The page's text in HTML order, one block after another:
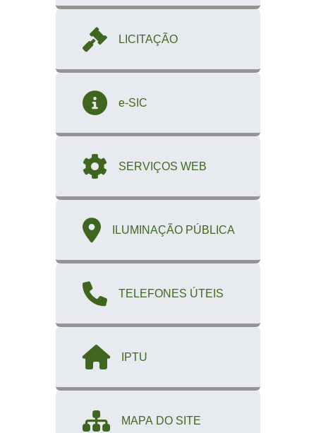
LICITAÇÃO
e-SIC
SERVIÇOS WEB
ILUMINAÇÃO PÚBLICA
TELEFONES ÚTEIS
IPTU
MAPA DO SITE